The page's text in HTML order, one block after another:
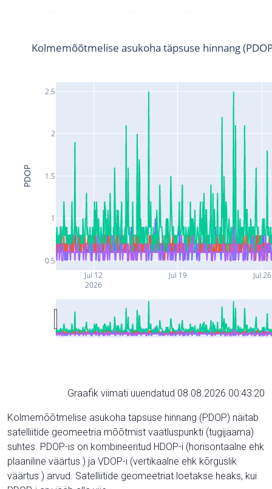
Jul 12
2026
Jul 19 Jul 26
0.5
1
1.5
2
2.5
Kolmemõõtmelise asukoha täpsuse hinnang
PDOP
Graafik viimati uuendatud 08.08.2026 00:43:20
Kolmemõõtmelise asukoha täpsuse hinnang (PDOP) näitab
satelliitide geomeetria mõõtmist vaatluspunkti (tugijaama)
suhtes. PDOP-is on kombineeritud HDOP-i (horisontaalne ehk
plaaniline väärtus ) ja VDOP-i (vertikaalne ehk kõrguslik
väärtus ) arvud. Satelliitide geomeetriat loetakse heaks, kui